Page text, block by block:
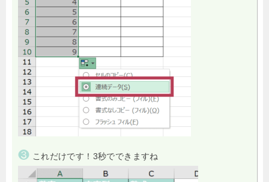
❸ これだけです！3秒でできますね